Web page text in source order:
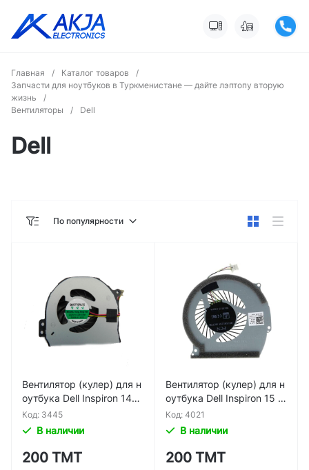
Главная / Каталог товаров
/
Запчасти для ноутбуков в Туркменистане — дайте лэптопу вторую
жизнь
/
Вентиляторы
/ Dell
Dell
По популярности
Вентилятор (кулер) для н
оутбука Dell Inspiron 146
4, 1564, 1764, p/n P08F P
09G 14R N4010 FN68
Код: 3445
В наличии
200 ТМТ
Вентилятор (кулер) для н
оутбука Dell Inspiron 15 7
566 /7567 (Right) P/N XR-
717408FX
Код: 4021
В наличии
200 ТМТ